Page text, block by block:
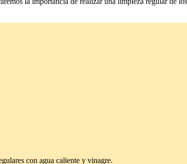
con agua caliente y vinagre.